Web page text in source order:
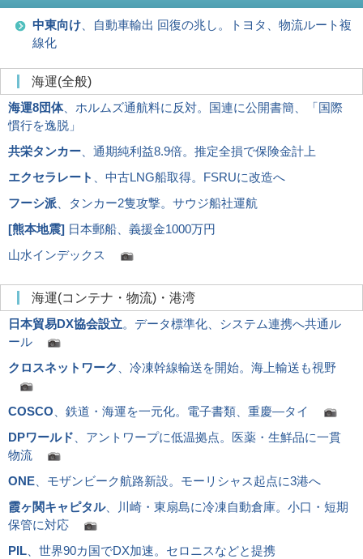
中東向け 、自動車輸出 回復の兆し。トヨタ、物流ルート複
線化
海運(全般)
海運8団体、ホルムズ通航料に反対。国連に公開書簡、「国際
慣行を逸脱」
共栄タンカー 、通期純利益8.9倍。推定全損で保険金計上
エクセラレート
、中古LNG船取得。FSRUに改造へ
フーシ派 、タンカー2隻攻撃。サウジ船社運航
[熊本地震] 日本郵船、義援金1000万円
山水インデックス
海運(コンテナ・物流)・港湾
日本貿易DX協会設立。データ標準化、システム連携へ共通ル
ール
クロスネットワーク
、冷凍幹線輸送を開始。海上輸送も視野
COSCO 、鉄道・海運を一元化。電子書類、重慶―タイ
DPワールド 、アントワープに低温拠点。医薬・生鮮品に一貫
物流
ONE 、モザンビーク航路新設。モーリシャス起点に3港へ
霞ヶ関キャピタル、川崎・東扇島に冷凍自動倉庫。小口・短期
保管に対応
PIL 、世界90カ国でDX加速。セロニスなどと提携